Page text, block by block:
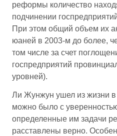
реформы количество
подчинении
При этом общий объем их
юаней в 2003-м до более,
том числе за счет
госпредприятий
уровней).
Ли Жунжун ушел из жизни в
можно было с
определенные им задачи
расставлены верно.